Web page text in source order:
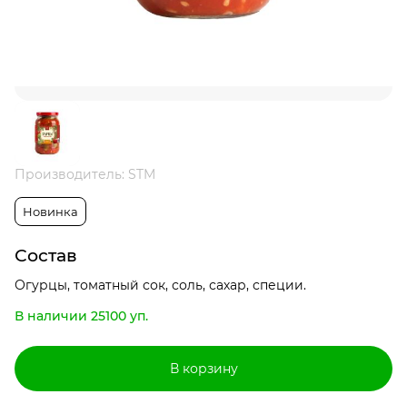
Производитель: STM
Новинка
Состав
Огурцы, томатный сок, соль, сахар, специи.
В наличии 25100 уп.
В корзину